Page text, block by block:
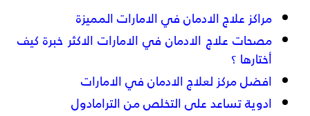
مراكز علاج الادمان في الامارات المميزة
مصحات علاج الادمان في الامارات الاكثر خبرة كيف
أختارها ؟
افضل مركز لعلاج الادمان في الامارات
ادوية تساعد على التخلص من الترامادول